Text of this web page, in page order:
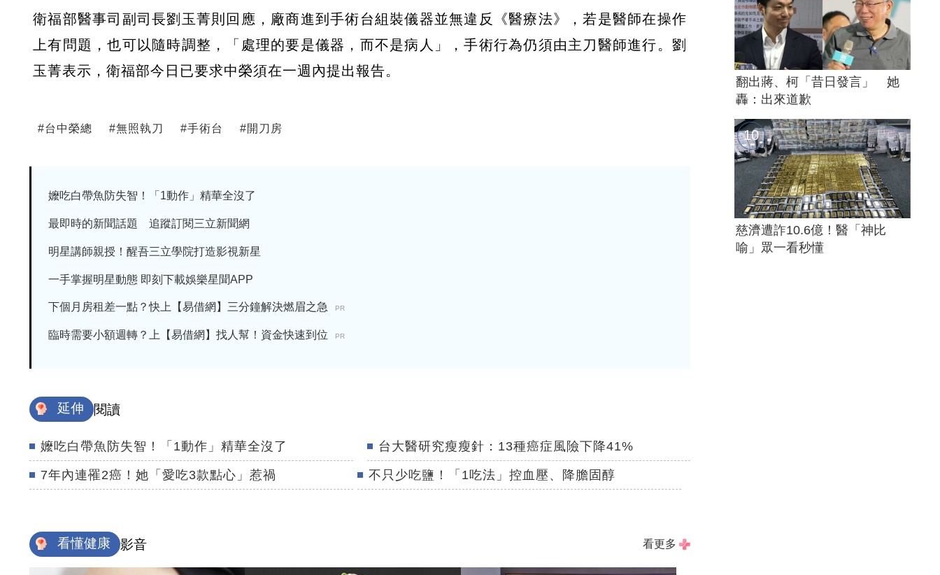
衛福部醫事司副司長劉玉菁則回應，廠商進到手術台組裝儀器並無違反《醫療法》，若是醫師在操作
上有問題，也可以隨時調整，「處理的要是儀器，而不是病人」，手術行為仍須由主刀醫師進行。劉
玉菁表示，衛福部今日已要求中榮須在一週內提出報告。
#台中榮總 #無照執刀 #手術台 #開刀房
嬤吃白帶魚防失智！「1動作」精華全沒了
最即時的新聞話題 追蹤訂閱三立新聞網
明星講師親授！醒吾三立學院打造影視新星
一手掌握明星動態 即刻下載娛樂星聞APP
下個月房租差一點？快上【易借網】三分鐘解決燃眉之急 PR
臨時需要小額週轉？上【易借網】找人幫！資金快速到位 PR
延伸 閱讀
嬤吃白帶魚防失智！「1動作」精華全沒了 台大醫研究瘦瘦針：13種癌症風險下降41%
7年內連罹2癌！她「愛吃3款點心」惹禍 不只少吃鹽！「1吃法」控血壓、降膽固醇
看懂健康 影音 看更多
翻出蔣、柯「昔日發言」 她
轟：出來道歉
慈濟遭詐10.6億！醫「神比
喻」眾一看秒懂